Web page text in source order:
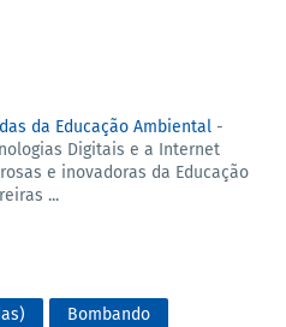
da Educação Ambiental -
Digitais e a Internet
e inovadoras da Educação
...
Bombando